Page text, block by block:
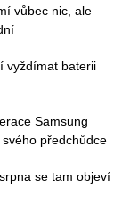
vůbec nic, ale
vyždímat baterii
Samsung
předchůdce
se tam objeví